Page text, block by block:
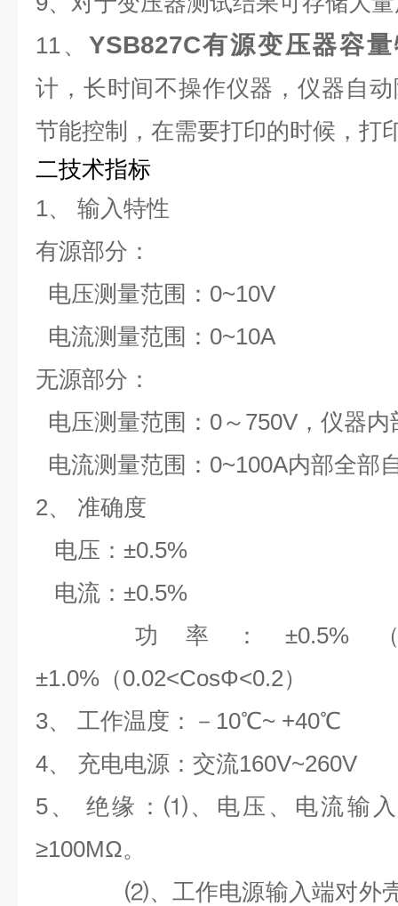
11、 YSB827C有源变压器容
计，长时间不操作仪器，仪器自
节能控制，在需要打印的时候，打
二技术指标
1、 输入特性
有源部分：
电压测量范围：0~10V
电流测量范围：0~10A
无源部分：
电压测量范围： 0～750V ，仪器
电流测量范围：0~100A内部全部
2、 准确度
电压：±0.5%
电流：±0.5%
功率：±0.5%（
±1.0% （0.02<CosΦ<0.2）
3、 工作温度：－10℃~ +40℃
4、 充电电源：交流160V~260V
5、绝缘：⑴、电压、电流输
≥100MΩ。
⑵、工作电源输入端对外